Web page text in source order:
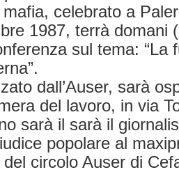
celebrato a
1987, terrà domani
sul tema: “La
dall’Auser, sarà
del lavoro, in via
sarà il sarà il
popolare al
circolo Auser di